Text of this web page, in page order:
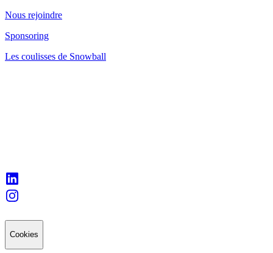
Nous rejoindre
Sponsoring
Les coulisses de Snowball
Cookies